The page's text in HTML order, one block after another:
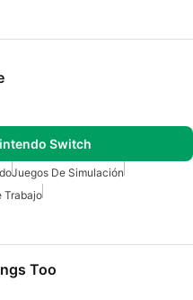
Switch
Juegos De Simulación
Trabajo
Too